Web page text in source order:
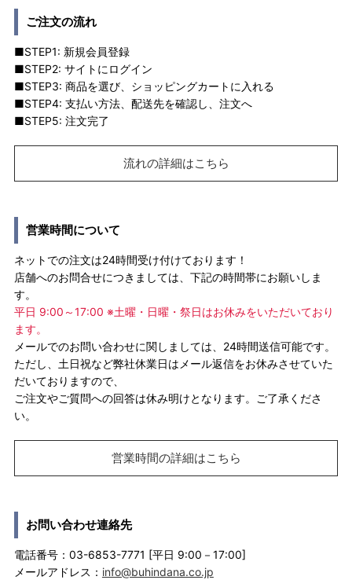
ご注文の流れ
■STEP1: 新規会員登録
■STEP2: サイトにログイン
■STEP3: 商品を選び、ショッピングカートに入れる
■STEP4: 支払い方法、配送先を確認し、注文へ
■STEP5: 注文完了
流れの詳細はこちら
営業時間について
ネットでの注文は24時間受け付けております！
店舗へのお問合せにつきましては、下記の時間帯にお願いしま
す。
平日 9:00～17:00 ※土曜・日曜・祭日はお休みをいただいており
ます。
メールでのお問い合わせに関しましては、24時間送信可能です。
ただし、土日祝など弊社休業日はメール返信をお休みさせていた
だいておりますので、
ご注文やご質問への回答は休み明けとなります。ご了承くださ
い。
営業時間の詳細はこちら
お問い合わせ連絡先
電話番号：03-6853-7771 [平日 9:00－17:00]
メールアドレス： info@buhindana.co.jp